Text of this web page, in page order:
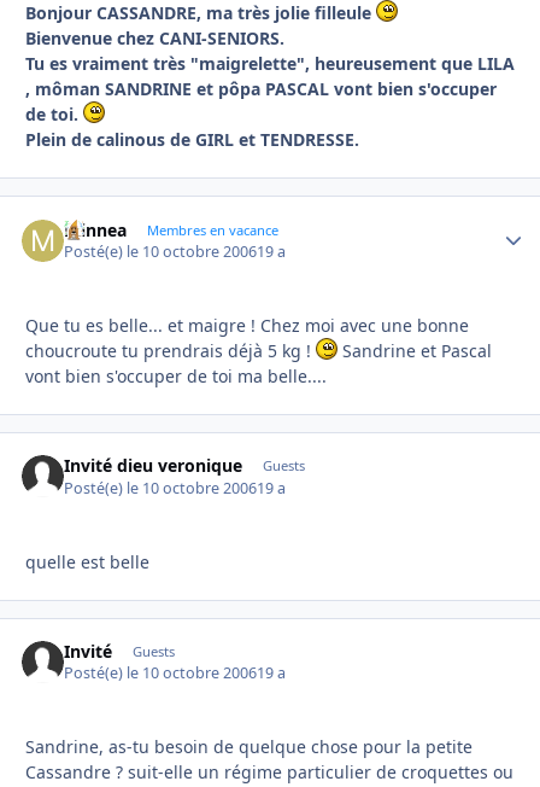
Bonjour CASSANDRE, ma très jolie filleule
Bienvenue chez CANI-SENIORS.
Tu es vraiment très "maigrelette", heureusement que LILA
, môman SANDRINE et pôpa PASCAL vont bien s'occuper
de toi.
Plein de calinous de GIRL et TENDRESSE.
minnea Membres en vacance
Posté(e) le 10 octobre 200619 a
Que tu es belle... et maigre ! Chez moi avec une bonne
choucroute tu prendrais déjà 5 kg !
Sandrine et Pascal
vont bien s'occuper de toi ma belle....
Invité dieu veronique Guests
Posté(e) le 10 octobre 200619 a
quelle est belle
Invité Guests
Posté(e) le 10 octobre 200619 a
Sandrine, as-tu besoin de quelque chose pour la petite
Cassandre ? suit-elle un régime particulier de croquettes ou